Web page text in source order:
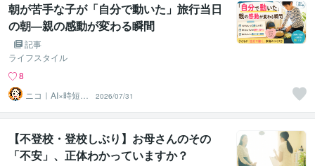
朝が苦手な子が「自分で動いた」旅行当日
の朝―親の感動が変わる瞬間
記事
ライフスタイル
8
ニコ｜AI×時短家
事と家計を整え
るママ
2026/07/31
【不登校・登校しぶり】お母さんのその
「不安」、正体わかっていますか？